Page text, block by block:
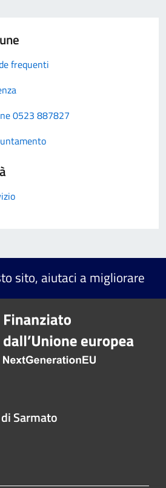
frequenti
0523 887827
sito, aiutaci a migliorare
Sarmato